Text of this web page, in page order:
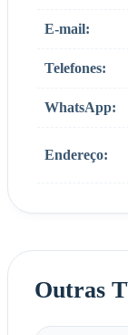
E-mail:
Telefones:
WhatsApp:
Endereço:
Outras